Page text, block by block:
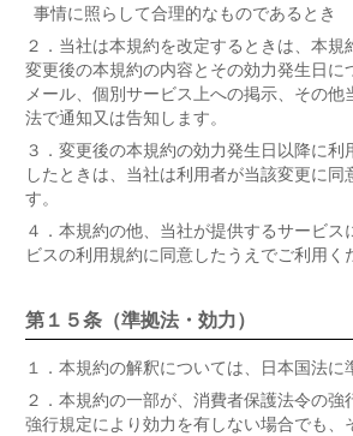
事情に照らして合理的なものであるとき
２． 当社は本規約を改定するときは、本規
変更後の本規約の内容とその効力発生日に
メール、個別サービス上への掲示、その他
法で通知又は告知します。
３． 変更後の本規約の効力発生日以降に利
したときは、当社は利用者が当該変更に同
す。
４． 本規約の他、当社が提供するサービス
ビスの利用規約に同意したうえでご利用く
第１５条（準拠法・効力）
１． 本規約の解釈については、日本国法に
２． 本規約の一部が、消費者保護法令の強
強行規定により効力を有しない場合でも、